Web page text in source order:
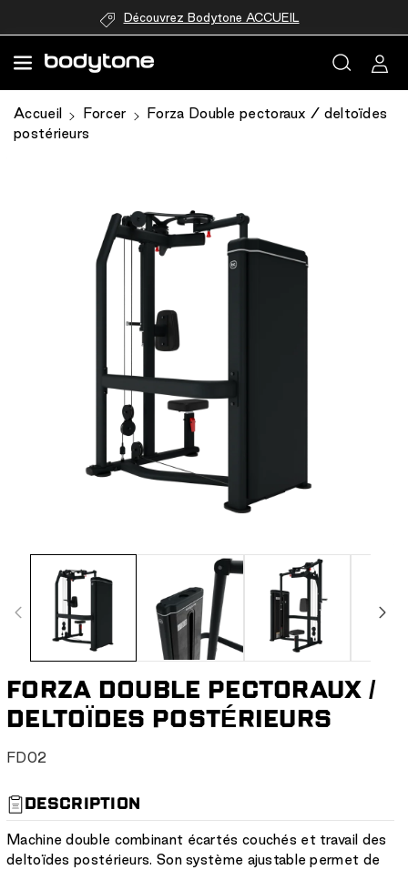
contenu
Découvrez Bodytone ACCUEIL
Accueil Forcer
Forza Double pectoraux / deltoïdes
postérieurs
FORZA DOUBLE PECTORAUX /
DELTOÏDES POSTÉRIEURS
S
U
:
FD02
DESCRIPTION
Machine double combinant écartés couchés et travail des
deltoïdes postérieurs. Son système ajustable permet de